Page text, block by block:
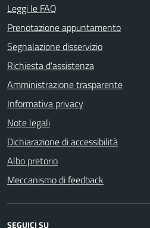
Leggi le FAQ
Prenotazione appuntamento
Segnalazione disservizio
Richiesta d'assistenza
Amministrazione trasparente
Informativa privacy
Note legali
Dichiarazione di accessibilità
Albo pretorio
Meccanismo di feedback
SEGUICI SU